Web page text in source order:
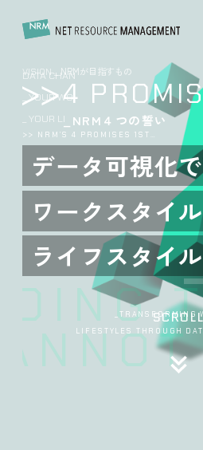
VISION _ NRMが目指すもの
4
_NRM４つの誓い
02
DATA CHANGE >>
_ YOUR WORKSTYLE
_ YOUR LIFESTYLE